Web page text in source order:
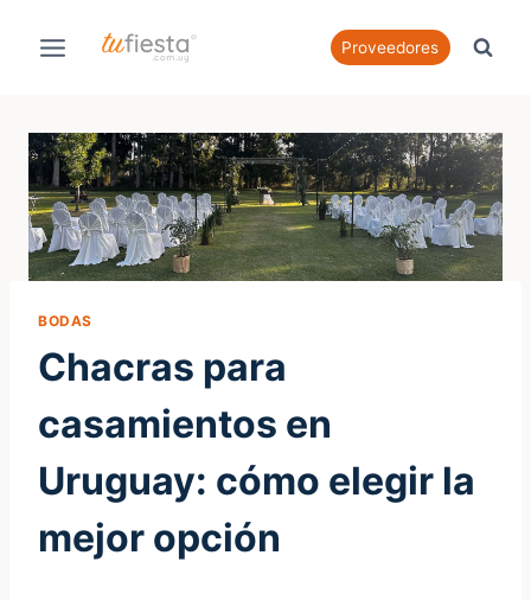
Proveedores
BODAS
Chacras para
casamientos en
Uruguay: cómo elegir la
mejor opción